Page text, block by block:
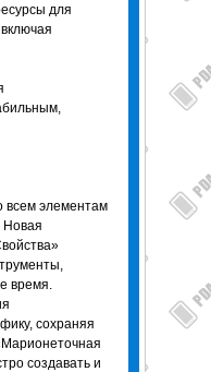
для
всем элементам
Новая
время.
сохраняя
создавать и